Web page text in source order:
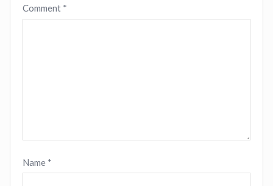
Comment *
Name *